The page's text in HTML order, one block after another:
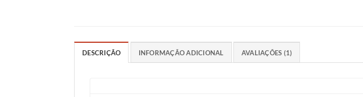
DESCRIÇÃO INFORMAÇÃO ADICIONAL AVALIAÇÕES (1)